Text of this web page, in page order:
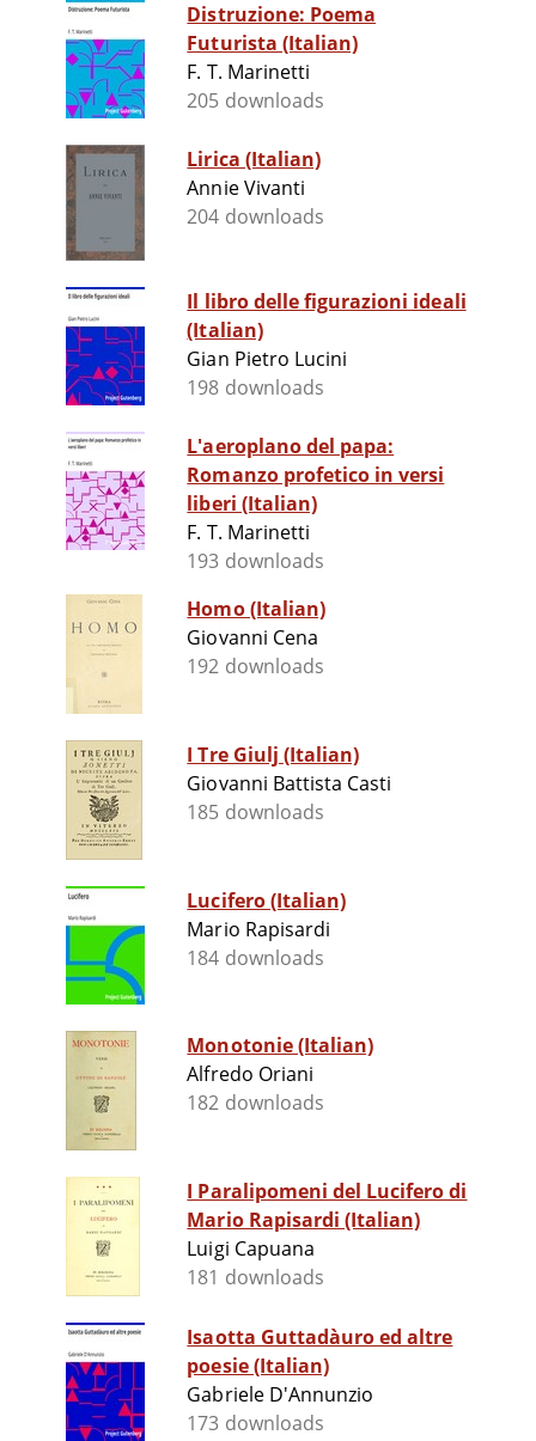
Distruzione: Poema
Futurista (Italian)
F. T. Marinetti
205 downloads
Lirica (Italian)
Annie Vivanti
204 downloads
Il libro delle figurazioni ideali
(Italian)
Gian Pietro Lucini
198 downloads
L'aeroplano del papa:
Romanzo profetico in versi
liberi (Italian)
F. T. Marinetti
193 downloads
Homo (Italian)
Giovanni Cena
192 downloads
I Tre Giulj (Italian)
Giovanni Battista Casti
185 downloads
Lucifero (Italian)
Mario Rapisardi
184 downloads
Monotonie (Italian)
Alfredo Oriani
182 downloads
I Paralipomeni del Lucifero di
Mario Rapisardi (Italian)
Luigi Capuana
181 downloads
Isaotta Guttadàuro ed altre
poesie (Italian)
Gabriele D'Annunzio
173 downloads